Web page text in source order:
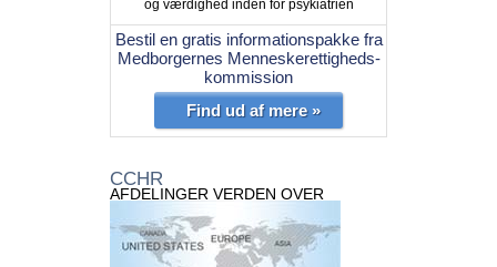
og værdighed inden for psykiatrien
Bestil en gratis informationspakke fra
Medborgernes Menneskerettigheds-
kommission
Find ud af mere »
CCHR
AFDELINGER VERDEN OVER